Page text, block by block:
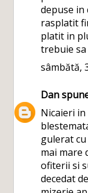
depuse in
rasplatit
platit in
trebuie sa
sâmbătă,
Dan
Nicaieri
gulerat
mai mare
ofiterii si
decedat